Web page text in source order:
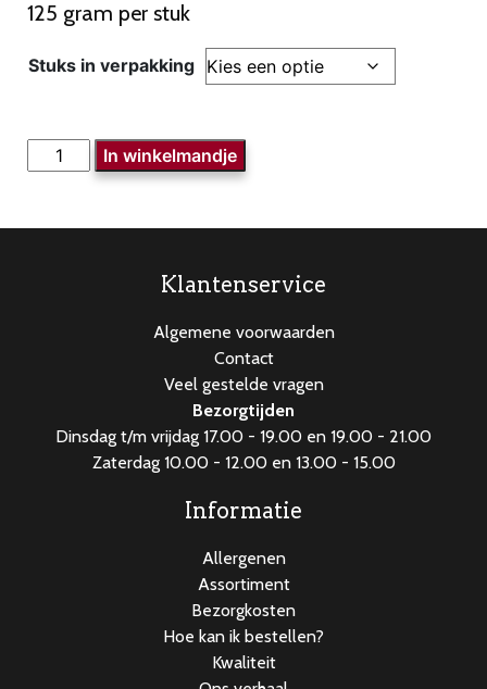
125 gram per stuk
Stuks in verpakking
Sausijsjes
aantal
In winkelmandje
Klantenservice
Algemene voorwaarden
Contact
Veel gestelde vragen
Bezorgtijden
Dinsdag t/m vrijdag 17.00 - 19.00 en 19.00 - 21.00
Zaterdag 10.00 - 12.00 en 13.00 - 15.00
Informatie
Allergenen
Assortiment
Bezorgkosten
Hoe kan ik bestellen?
Kwaliteit